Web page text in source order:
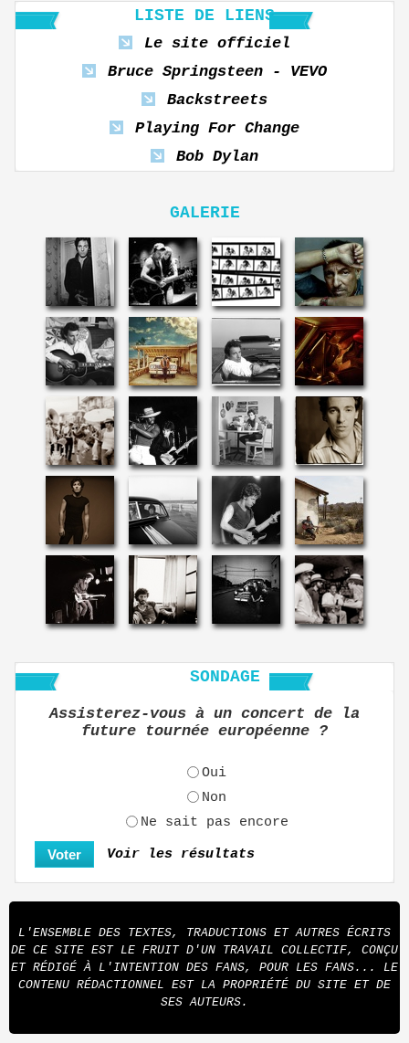
LISTE DE LIENS
Le site officiel
Bruce Springsteen - VEVO
Backstreets
Playing For Change
Bob Dylan
GALERIE
SONDAGE
Assisterez-vous à un concert de la
future tournée européenne ?
Oui
Non
Ne sait pas encore
Voir les résultats
L'ENSEMBLE DES TEXTES, TRADUCTIONS ET AUTRES ÉCRITS
DE CE SITE EST LE FRUIT D'UN TRAVAIL COLLECTIF, CONÇU
ET RÉDIGÉ À L'INTENTION DES FANS, POUR LES FANS... LE
CONTENU RÉDACTIONNEL EST LA PROPRIÉTÉ DU SITE ET DE
SES AUTEURS.